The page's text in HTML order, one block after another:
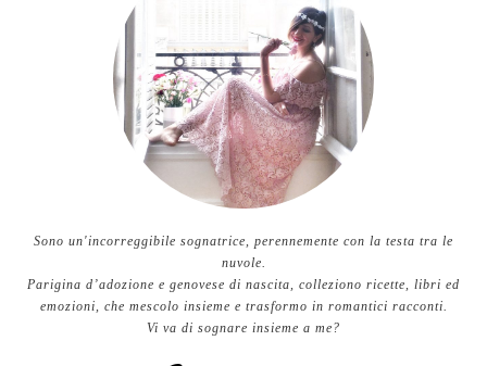
Sono un'incorreggibile sognatrice, perennemente con la testa tra le
nuvole.
Parigina d’adozione e genovese di nascita, colleziono ricette, libri ed
emozioni, che mescolo insieme e trasformo in romantici racconti.
Vi va di sognare insieme a me?